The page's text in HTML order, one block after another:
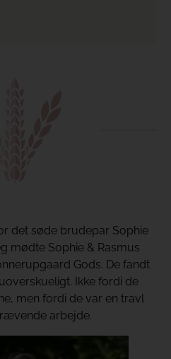
det søde brudepar Sophie
mødte Sophie & Rasmus
Gods. De fandt
Ikke fordi de
men fordi de var en travl
arbejde.